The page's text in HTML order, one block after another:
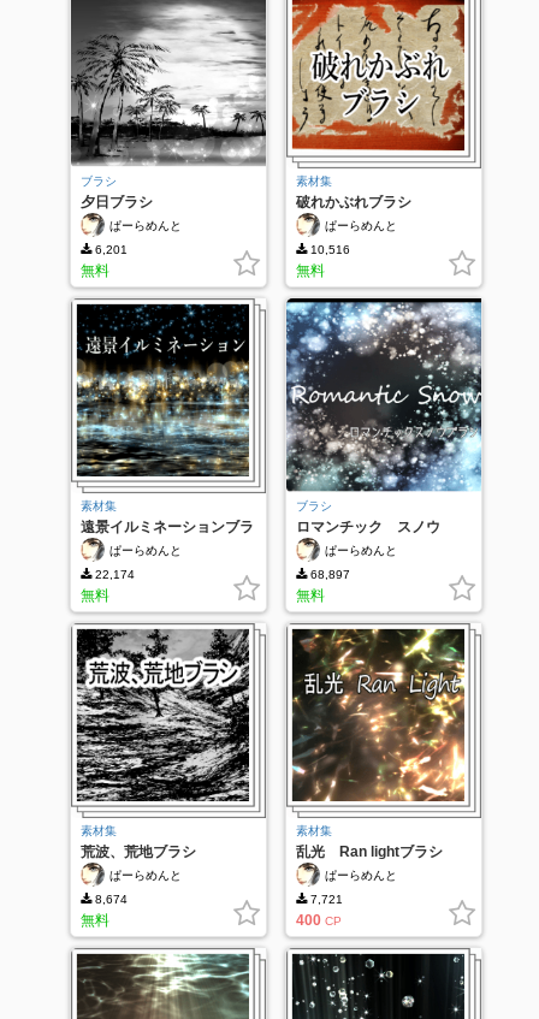
ブラシ
夕日ブラシ
ぱーらめんと
6,201
無料
素材集
破れかぶれブラシ
ぱーらめんと
10,516
無料
素材集
遠景イルミネーションブラ
シ
ぱーらめんと
22,174
無料
ブラシ
ロマンチック スノウ
ぱーらめんと
68,897
無料
素材集
荒波、荒地ブラシ
ぱーらめんと
8,674
無料
素材集
乱光 Ran lightブラシ
ぱーらめんと
7,721
400 CP